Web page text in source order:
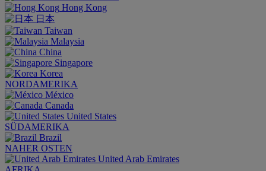
Hong Kong
日本
Taiwan
Malaysia
China
Singapore
Korea
NORDAMERIKA
México
Canada
United States
SÜDAMERIKA
Brazil
NAHER OSTEN
United Arab Emirates